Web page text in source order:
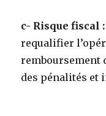
c- Risque fiscal
requalifier
remboursement
des pénalités et